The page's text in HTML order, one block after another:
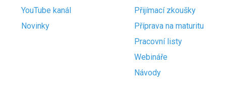
YouTube kanál
Novinky
Přijímací zkoušky
Příprava na maturitu
Pracovní listy
Webináře
Návody